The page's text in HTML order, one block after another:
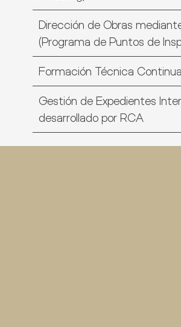
Dirección de Obras mediante
(Programa de Puntos de
Formación Técnica
Gestión de Expedientes
desarrollado por RCA